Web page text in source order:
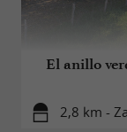
y
Zumaia y
El anillo
2,8 km -